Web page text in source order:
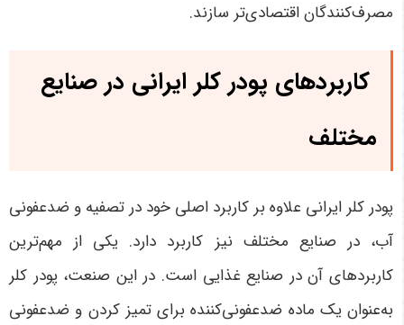
مصرف‌کنندگان اقتصادی‌تر سازند.
کاربردهای پودر کلر ایرانی در صنایع
مختلف
پودر کلر ایرانی علاوه بر کاربرد اصلی خود در تصفیه و ضدعفونی
آب، در صنایع مختلف نیز کاربرد دارد. یکی از مهم‌ترین
کاربردهای آن در صنایع غذایی است. در این صنعت، پودر کلر
به‌عنوان یک ماده ضدعفونی‌کننده برای تمیز کردن و ضدعفونی